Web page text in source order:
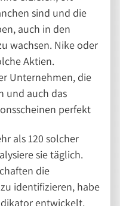
sind und die
auch in den
wachsen. Nike oder
Aktien.
Unternehmen, die
und auch das
perfekt
als 120 solcher
sie täglich.
die
identifizieren, habe
entwickelt,